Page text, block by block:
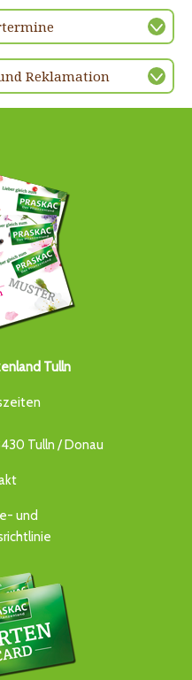
Reklamation
Tulln
Tulln / Donau
und